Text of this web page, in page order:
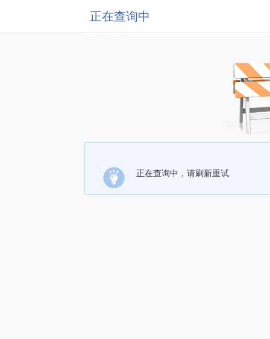
正在查询中
正在查询中，请刷新重试